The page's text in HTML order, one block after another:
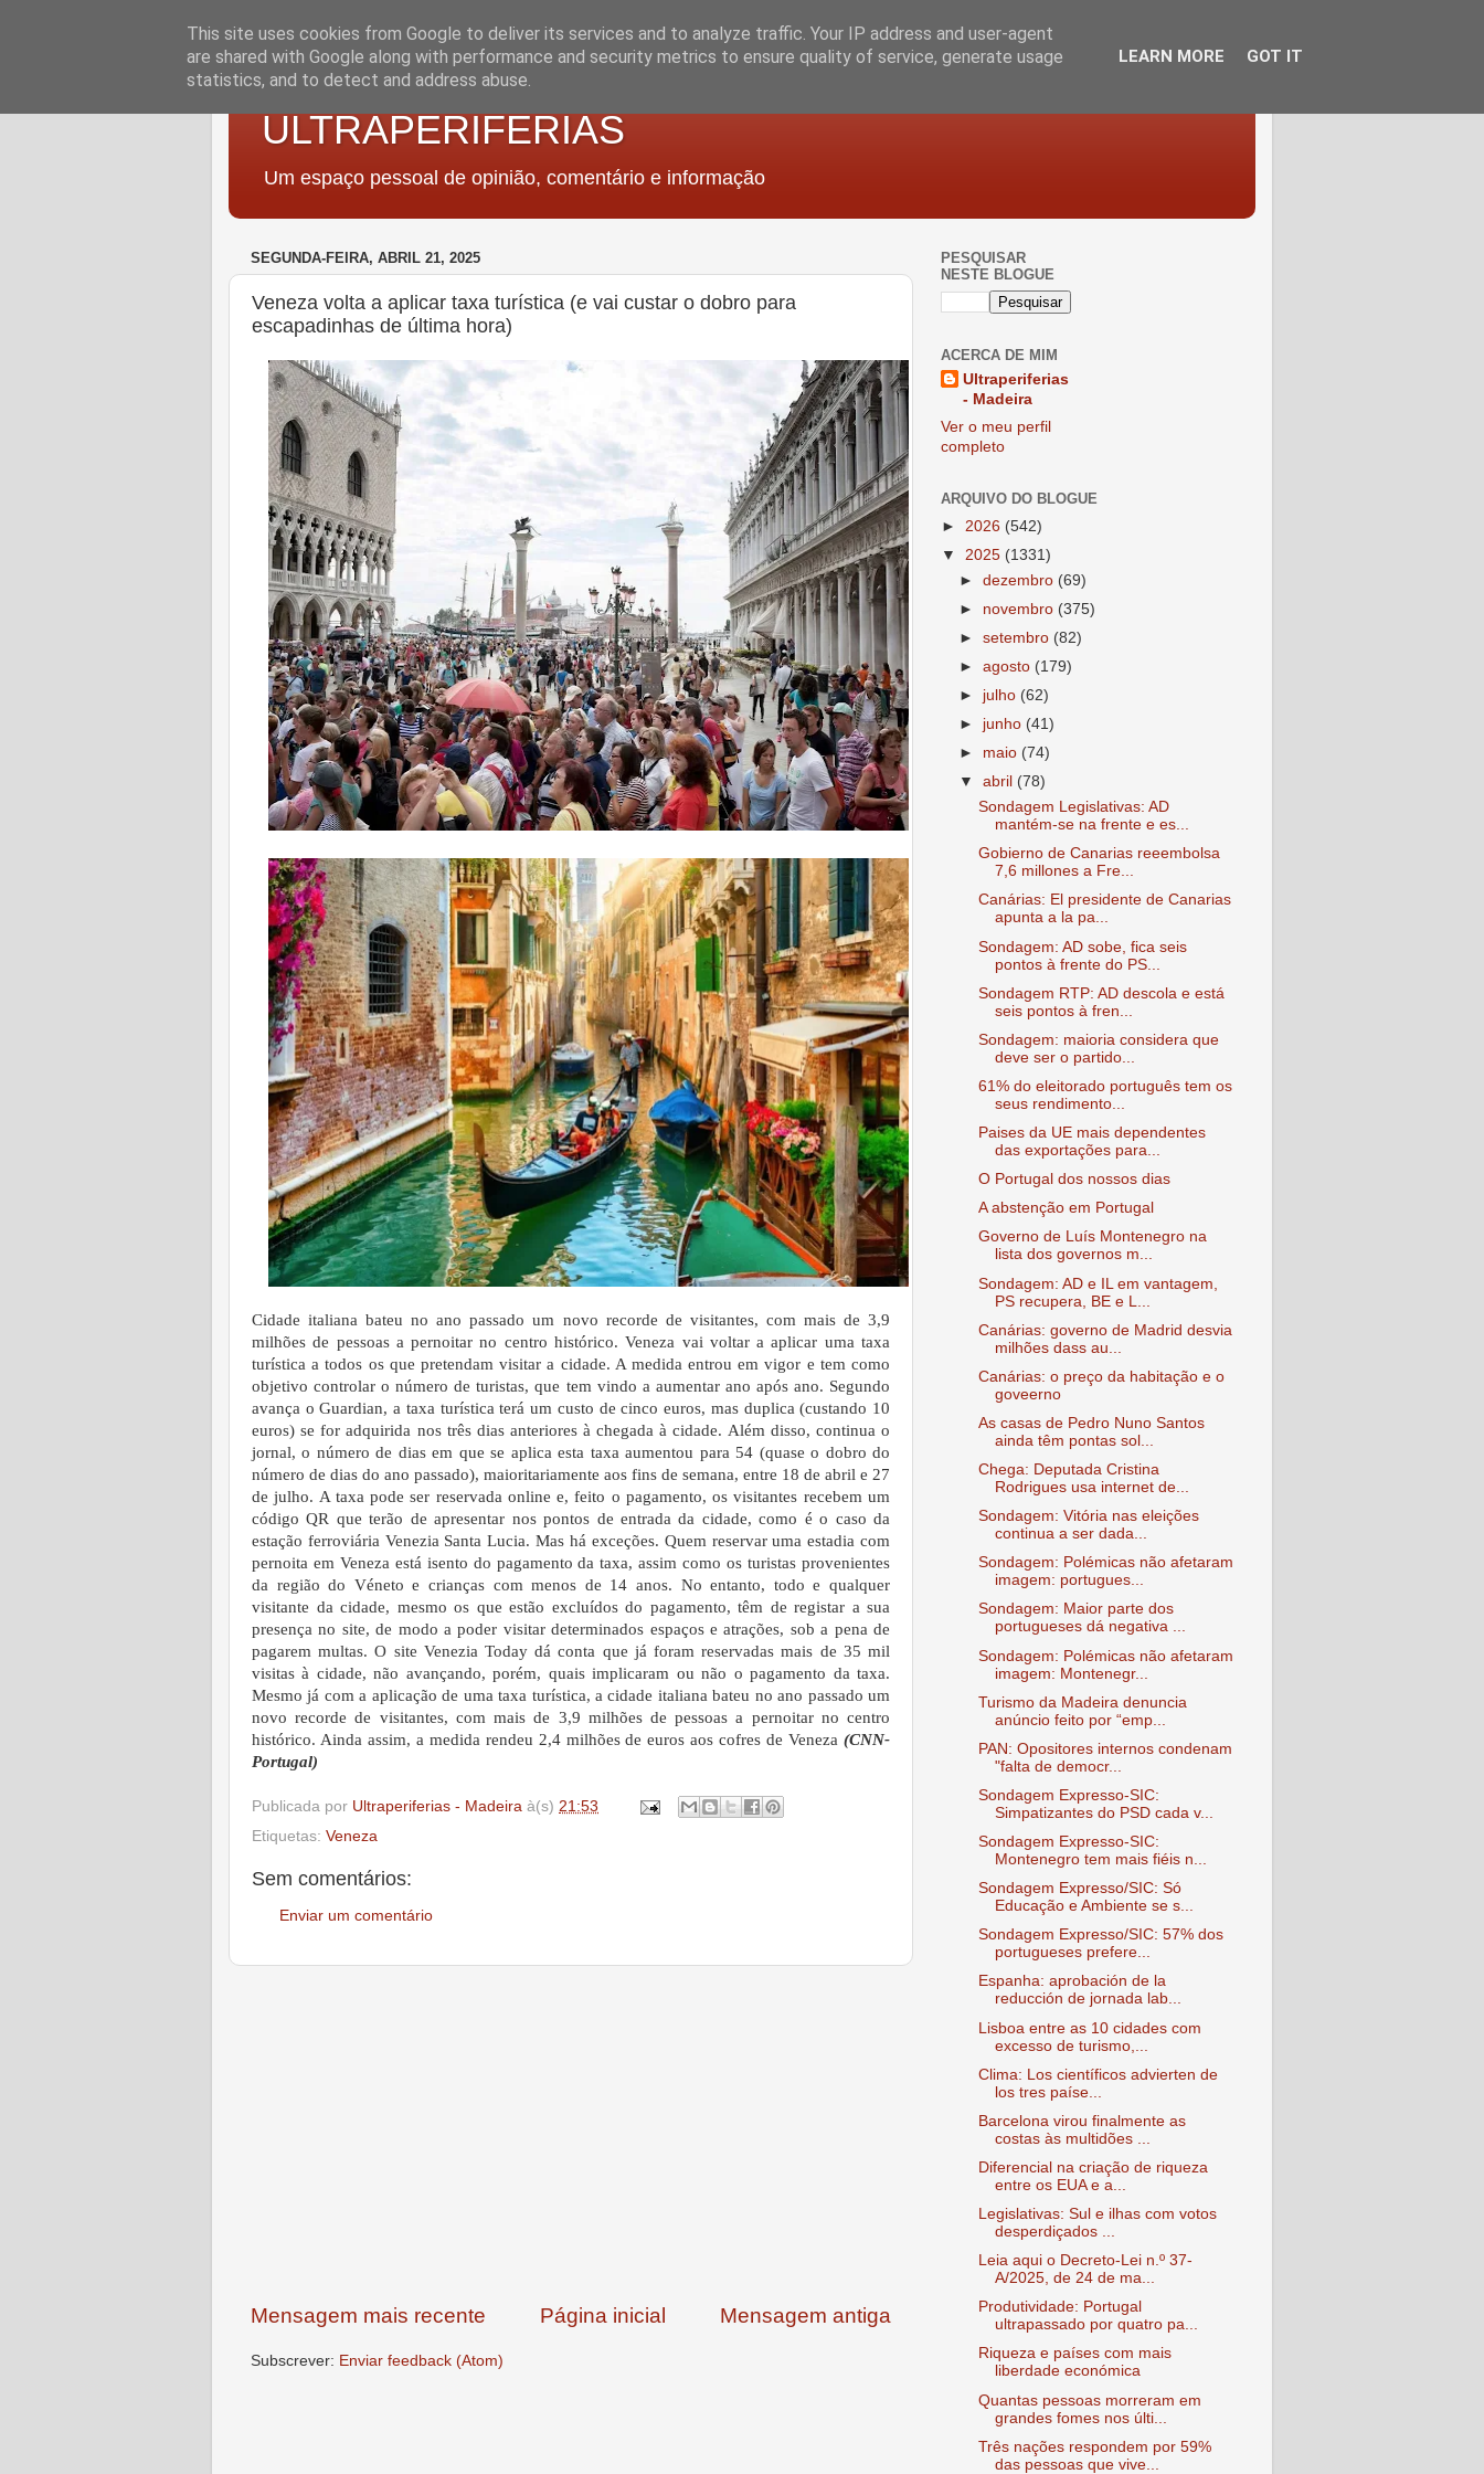
ULTRAPERIFERIAS
Um espaço pessoal de opinião, comentário e informação
SEGUNDA-FEIRA, ABRIL 21, 2025
Veneza volta a aplicar taxa turística (e vai custar o dobro para
escapadinhas de última hora)
Cidade italiana bateu no ano passado um novo recorde de visitantes, com mais de 3,9
milhões de pessoas a pernoitar no centro histórico. Veneza vai voltar a aplicar uma taxa
turística a todos os que pretendam visitar a cidade. A medida entrou em vigor e tem como
objetivo controlar o número de turistas, que tem vindo a aumentar ano após ano. Segundo
avança o Guardian, a taxa turística terá um custo de cinco euros, mas duplica (custando 10
euros) se for adquirida nos três dias anteriores à chegada à cidade. Além disso, continua o
jornal, o número de dias em que se aplica esta taxa aumentou para 54 (quase o dobro do
número de dias do ano passado), maioritariamente aos fins de semana, entre 18 de abril e 27
de julho. A taxa pode ser reservada online e, feito o pagamento, os visitantes recebem um
código QR que terão de apresentar nos pontos de entrada da cidade, como é o caso da
estação ferroviária Venezia Santa Lucia. Mas há exceções. Quem reservar uma estadia com
pernoita em Veneza está isento do pagamento da taxa, assim como os turistas provenientes
da região do Véneto e crianças com menos de 14 anos. No entanto, todo e qualquer
visitante da cidade, mesmo os que estão excluídos do pagamento, têm de registar a sua
presença no site, de modo a poder visitar determinados espaços e atrações, sob a pena de
pagarem multas.O site Venezia Today dá conta que já foram reservadas mais de 35 mil
visitas à cidade, não avançando, porém, quais implicaram ou não o pagamento da taxa.
Mesmo já com a aplicação de uma taxa turística, a cidade italiana bateu no ano passado um
novo recorde de visitantes, com mais de 3,9 milhões de pessoas a pernoitar no centro
histórico. Ainda assim, a medida rendeu 2,4 milhões de euros aos cofres de Veneza (CNN-
Portugal)
Publicada por Ultraperiferias - Madeira à(s) 21:53
Etiquetas: Veneza
Sem comentários:
Enviar um comentário
Mensagem mais recente Mensagem antiga
Página inicial
Subscrever: Enviar feedback (Atom)
PESQUISAR
NESTE BLOGUE
ACERCA DE MIM
Ultraperiferias
- Madeira
Ver o meu perfil
completo
ARQUIVO DO BLOGUE
► 2026 (542)
▼ 2025 (1331)
►dezembro (69)
► novembro (375)
►setembro (82)
►agosto (179)
► julho (62)
► junho (41)
► maio (74)
▼abril (78)
Sondagem Legislativas: AD
mantém-se na frente e es...
Gobierno de Canarias reeembolsa
7,6 millones a Fre...
Canárias: El presidente de Canarias
apunta a la pa...
Sondagem: AD sobe, fica seis
pontos à frente do PS...
Sondagem RTP: AD descola e está
seis pontos à fren...
Sondagem: maioria considera que
deve ser o partido...
61% do eleitorado português tem os
seus rendimento...
Paises da UE mais dependentes
das exportações para...
O Portugal dos nossos dias
A abstenção em Portugal
Governo de Luís Montenegro na
lista dos governos m...
Sondagem: AD e IL em vantagem,
PS recupera, BE e L...
Canárias: governo de Madrid desvia
milhões dass au...
Canárias: o preço da habitação e o
goveerno
As casas de Pedro Nuno Santos
ainda têm pontas sol...
Chega: Deputada Cristina
Rodrigues usa internet de...
Sondagem: Vitória nas eleições
continua a ser dada...
Sondagem: Polémicas não afetaram
imagem: portugues...
Sondagem: Maior parte dos
portugueses dá negativa ...
Sondagem: Polémicas não afetaram
imagem: Montenegr...
Turismo da Madeira denuncia
anúncio feito por “emp...
PAN: Opositores internos condenam
"falta de democr...
Sondagem Expresso-SIC:
Simpatizantes do PSD cada v...
Sondagem Expresso-SIC:
Montenegro tem mais fiéis n...
Sondagem Expresso/SIC: Só
Educação e Ambiente se s...
Sondagem Expresso/SIC: 57% dos
portugueses prefere...
Espanha: aprobación de la
reducción de jornada lab...
Lisboa entre as 10 cidades com
excesso de turismo,...
Clima: Los científicos advierten de
los tres paíse...
Barcelona virou finalmente as
costas às multidões ...
Diferencial na criação de riqueza
entre os EUA e a...
Legislativas: Sul e ilhas com votos
desperdiçados ...
Leia aqui o Decreto-Lei n.º 37-
A/2025, de 24 de ma...
Produtividade: Portugal
ultrapassado por quatro pa...
Riqueza e países com mais
liberdade económica
Quantas pessoas morreram em
grandes fomes nos últi...
Três nações respondem por 59%
das pessoas que vive...
This site uses cookies from Google to deliver its services and to analyze traffic. Your IP address and user-agent
are shared with Google along with performance and security metrics to ensure quality of service, generate usage
statistics, and to detect and address abuse.
LEARN MORE GOT IT